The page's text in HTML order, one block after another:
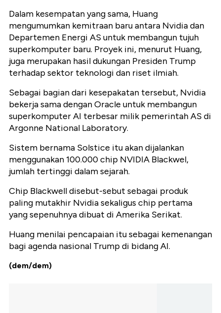
Dalam kesempatan yang sama, Huang
mengumumkan kemitraan baru antara Nvidia dan
Departemen Energi AS untuk membangun tujuh
superkomputer baru. Proyek ini, menurut Huang,
juga merupakan hasil dukungan Presiden Trump
terhadap sektor teknologi dan riset ilmiah.
Sebagai bagian dari kesepakatan tersebut, Nvidia
bekerja sama dengan Oracle untuk membangun
superkomputer AI terbesar milik pemerintah AS di
Argonne National Laboratory.
Sistem bernama Solstice itu akan dijalankan
menggunakan 100.000 chip NVIDIA Blackwel,
jumlah tertinggi dalam sejarah.
Chip Blackwell disebut-sebut sebagai produk
paling mutakhir Nvidia sekaligus chip pertama
yang sepenuhnya dibuat di Amerika Serikat.
Huang menilai pencapaian itu sebagai kemenangan
bagi agenda nasional Trump di bidang AI.
(dem/dem)